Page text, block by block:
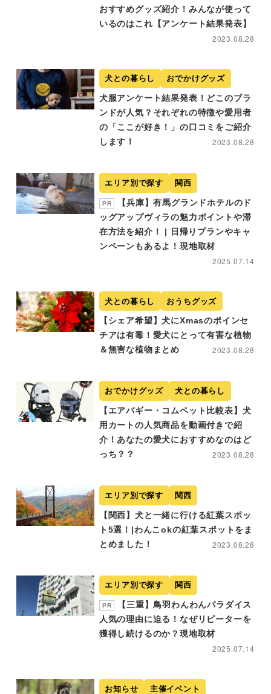
おすすめグッズ紹介！みんなが使って
いるのはこれ【アンケート結果発表】
2023.08.28
犬との暮らし おでかけグッズ
犬服アンケート結果発表！どこのブラ
ンドが人気？それぞれの特徴や愛用者
の「ここが好き！」の口コミをご紹介
します！
2023.08.28
エリア別で探す 関西
PR
【兵庫】有馬グランドホテルのド
ッグアップヴィラの魅力ポイントや滞
在方法を紹介！ | 日帰りプランやキャ
ンペーンもあるよ！現地取材
2025.07.14
犬との暮らし おうちグッズ
【シェア希望】犬にXmasのポインセ
チアは有毒！愛犬にとって有害な植物
＆無害な植物まとめ
2023.08.28
おでかけグッズ 犬との暮らし
【エアバギー・コムペット比較表】犬
用カートの人気商品を動画付きで紹
介！あなたの愛犬におすすめなのはど
っち？？
2023.08.28
エリア別で探す 関西
【関西】犬と一緒に行ける紅葉スポッ
ト5選！|わんこokの紅葉スポットをま
とめました！
2023.08.28
エリア別で探す 関西
PR
【三重】鳥羽わんわんパラダイス
人気の理由に迫る！なぜリピーターを
獲得し続けるのか？現地取材
2025.07.14
お知らせ 主催イベント